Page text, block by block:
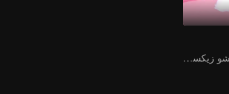
مدير الشركة شو زيكسيان يلتقي بفتاة من الفضاء